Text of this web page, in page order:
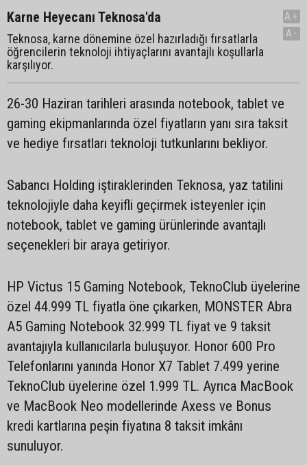
Karne Heyecanı Teknosa'da
Teknosa, karne dönemine özel hazırladığı fırsatlarla
öğrencilerin teknoloji ihtiyaçlarını avantajlı koşullarla
karşılıyor.
A+
A-
26-30 Haziran tarihleri arasında notebook, tablet ve
gaming ekipmanlarında özel fiyatların yanı sıra taksit
ve hediye fırsatları teknoloji tutkunlarını bekliyor.
Sabancı Holding iştiraklerinden Teknosa, yaz tatilini
teknolojiyle daha keyifli geçirmek isteyenler için
notebook, tablet ve gaming ürünlerinde avantajlı
seçenekleri bir araya getiriyor.
HP Victus 15 Gaming Notebook, TeknoClub üyelerine
özel 44.999 TL fiyatla öne çıkarken, MONSTER Abra
A5 Gaming Notebook 32.999 TL fiyat ve 9 taksit
avantajıyla kullanıcılarla buluşuyor. Honor 600 Pro
Telefonlarını yanında Honor X7 Tablet 7.499 yerine
TeknoClub üyelerine özel 1.999 TL. Ayrıca MacBook
ve MacBook Neo modellerinde Axess ve Bonus
kredi kartlarına peşin fiyatına 8 taksit imkânı
sunuluyor.